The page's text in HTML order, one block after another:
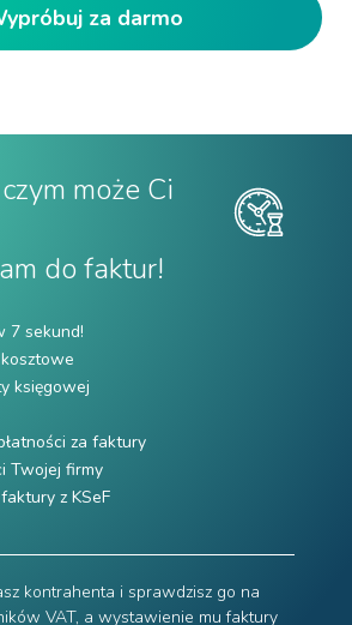
za darmo
może Ci
do faktur!
7 sekund!
księgowej
za faktury
Twojej firmy
z KSeF
kontrahenta i sprawdzisz go na
VAT, a wystawienie mu faktury